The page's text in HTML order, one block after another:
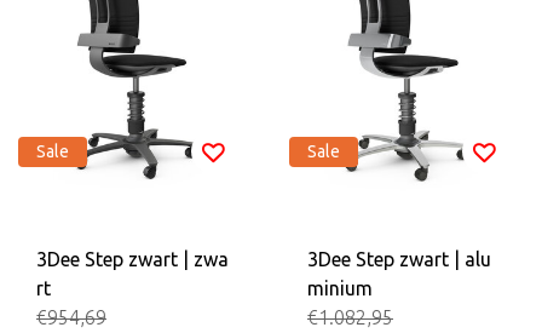
Sale
3Dee Step zwart | zwa
rt
€954,69
Sale
3Dee Step zwart | alu
minium
€1.082,95